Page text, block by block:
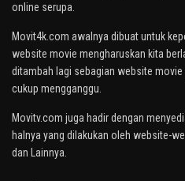
online serupa.
Movit4k.com awalnya dibuat untuk
website movie mengharuskan kita
ditambah lagi sebagian website
cukup mengganggu.
Movitv.com juga hadir dengan
halnya yang dilakukan oleh website-
dan Lainnya.